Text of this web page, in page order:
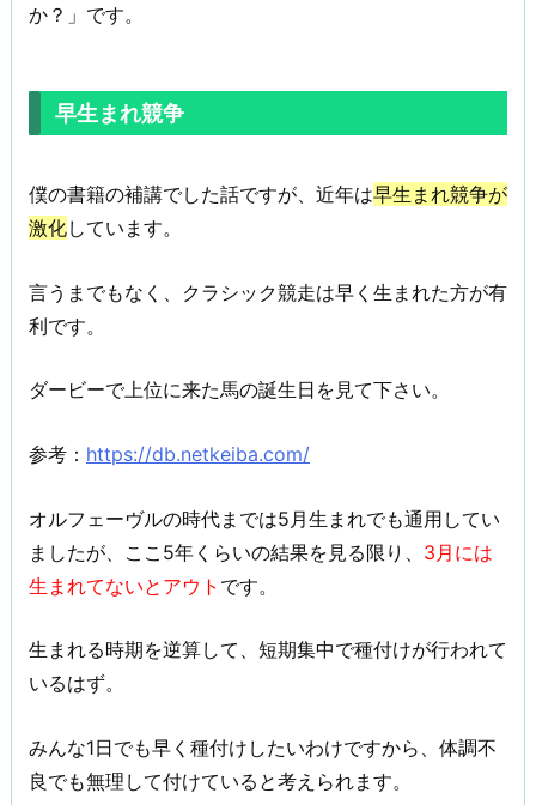
か？」です。
早生まれ競争
僕の書籍の補講でした話ですが、近年は早生まれ競争が
激化しています。
言うまでもなく、クラシック競走は早く生まれた方が有
利です。
ダービーで上位に来た馬の誕生日を見て下さい。
参考： https://db.netkeiba.com/
オルフェーヴルの時代までは5月生まれでも通用してい
ましたが、ここ5年くらいの結果を見る限り、 3月には
生まれてないとアウト です。
生まれる時期を逆算して、短期集中で種付けが行われて
いるはず。
みんな1日でも早く種付けしたいわけですから、体調不
良でも無理して付けていると考えられます。